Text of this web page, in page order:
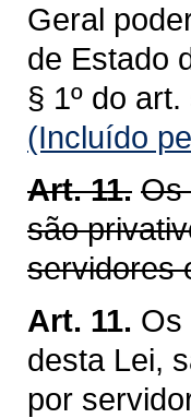
Geral
de Estado
§ 1º do
(Incluído
Art. 11. Os
são
servidores
Art. 11. Os
desta Lei,
por